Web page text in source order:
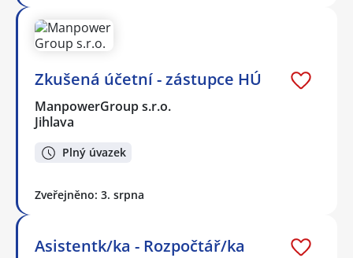
Zkušená účetní - zástupce HÚ
ManpowerGroup s.r.o.
Jihlava
Plný úvazek
Zveřejněno: 3. srpna
Asistentk/ka - Rozpočtář/ka